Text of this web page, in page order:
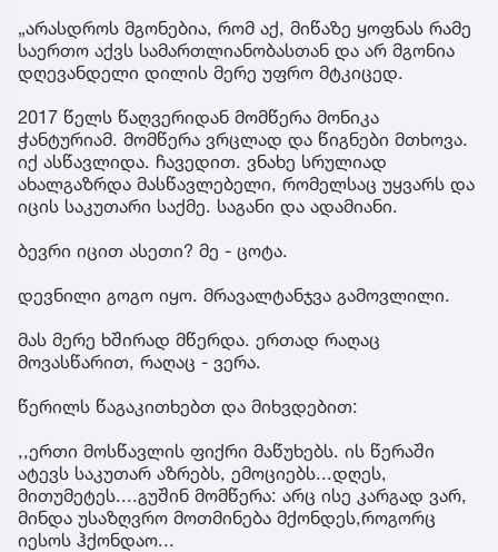
„არასდროს მგონებია, რომ აქ, მიწაზე ყოფნას რამე
საერთო აქვს სამართლიანობასთან და არ მგონია
დღევანდელი დილის მერე უფრო მტკიცედ.
2017 წელს წაღვერიდან მომწერა მონიკა
ჭანტურიამ. მომწერა ვრცლად და წიგნები მთხოვა.
იქ ასწავლიდა. ჩავედით. ვნახე სრულიად
ახალგაზრდა მასწავლებელი, რომელსაც უყვარს და
იცის საკუთარი საქმე. საგანი და ადამიანი.
ბევრი იცით ასეთი? მე - ცოტა.
დევნილი გოგო იყო. მრავალტანჯვა გამოვლილი.
მას მერე ხშირად მწერდა. ერთად რაღაც
მოვასწარით, რაღაც - ვერა.
წერილს წაგაკითხებთ და მიხვდებით:
,,ერთი მოსწავლის ფიქრი მაწუხებს. ის წერაში
ატევს საკუთარ აზრებს, ემოციებს...დღეს,
მითუმეტეს....გუშინ მომწერა: არც ისე კარგად ვარ,
მინდა უსაზღვრო მოთმინება მქონდეს,როგორც
იესოს ჰქონდაო...